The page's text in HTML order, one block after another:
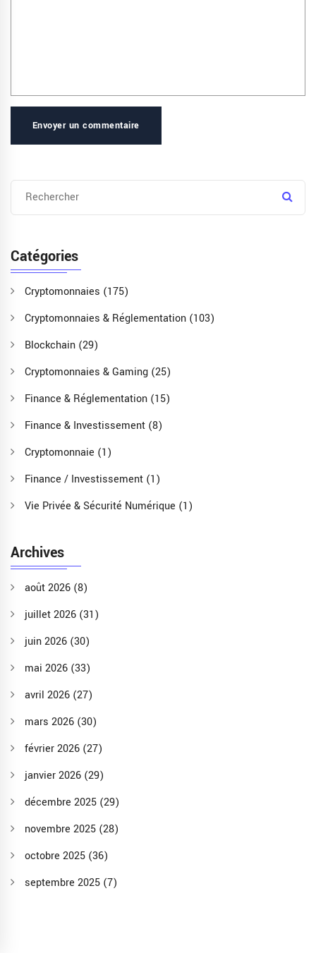
Envoyer un commentaire
Catégories
Cryptomonnaies (175)
Cryptomonnaies & Réglementation (103)
Blockchain (29)
Cryptomonnaies & Gaming (25)
Finance & Réglementation (15)
Finance & Investissement (8)
Cryptomonnaie (1)
Finance / Investissement (1)
Vie Privée & Sécurité Numérique (1)
Archives
août 2026 (8)
juillet 2026 (31)
juin 2026 (30)
mai 2026 (33)
avril 2026 (27)
mars 2026 (30)
février 2026 (27)
janvier 2026 (29)
décembre 2025 (29)
novembre 2025 (28)
octobre 2025 (36)
septembre 2025 (7)